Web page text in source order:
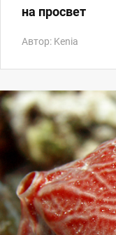
на просвет
Автор: Kenia